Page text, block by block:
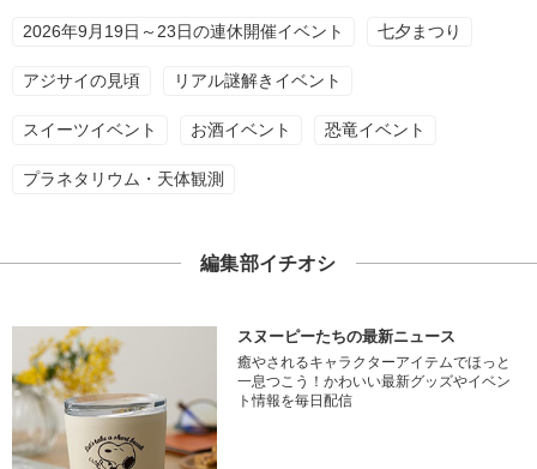
2026年9月19日～23日の連休開催イベント 七夕まつり
アジサイの見頃 リアル謎解きイベント
スイーツイベント お酒イベント 恐竜イベント
プラネタリウム・天体観測
編集部イチオシ
スヌーピーたちの最新ニュース
癒やされるキャラクターアイテムでほっと
一息つこう！かわいい最新グッズやイベン
ト情報を毎日配信